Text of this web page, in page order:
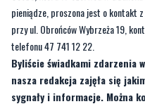
Byliście świadkami zdarzenia
nasza redakcja zajęła się
sygnały i informacje. Można
pośrednictwemstrony
redakcja@nadmorski24.pl.
telefonu 729 715 670.